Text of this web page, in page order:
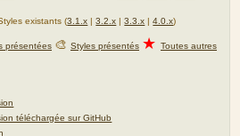
existants (3.1.x |3.2.x |3.3.x |4.0.x)
présentées 🎨 Styles présentés ★ Toutes autres
téléchargée sur GitHub